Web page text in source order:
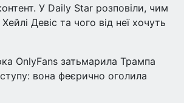
У Daily Star розповіли, чим
Девіс та чого від неї хочуть
OnlyFans затьмарила Трампа
вона феєрично оголила